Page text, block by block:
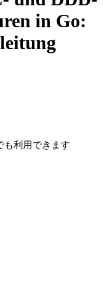
in Go:
も利用できます